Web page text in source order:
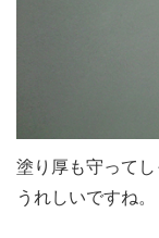
塗り厚も守ってし
うれしいですね。